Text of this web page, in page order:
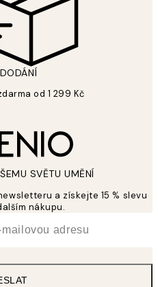
DODÁNÍ
od 1 299 Kč
SVĚTU UMĚNÍ
a získejte 15 % slevu
nákupu.